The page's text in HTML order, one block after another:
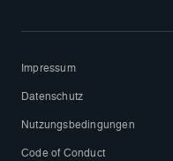
Impressum
Datenschutz
Nutzungsbedingungen
Code of Conduct